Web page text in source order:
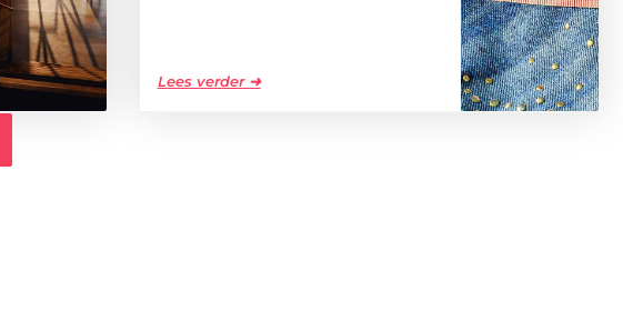
Lees verder ➜